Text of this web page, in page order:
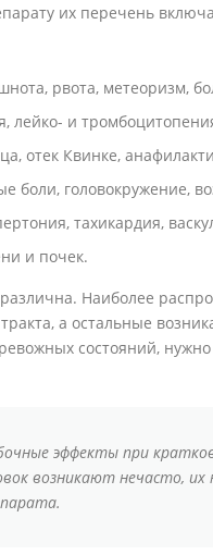
их перечень
рвота, метеоризм,
лейко- и
отек Квинке,
боли, головокружение,
тахикардия,
и почек.
Наиболее
а остальные
состояний,
эффекты при
возникают нечасто,